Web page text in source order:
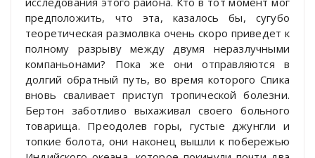
предположить, что эта, казалось бы, сугубо
теоретическая размолвка очень скоро приведет к
полному разрыву между двумя неразлучными
компаньонами? Пока же они отправляются в
долгий обратный путь, во время которого Спика
вновь сваливает приступ тропической болезни.
Бертон заботливо выхаживал своего больного
товарища. Преодолев горы, густые джунгли и
топкие болота, они наконец вышли к побережью